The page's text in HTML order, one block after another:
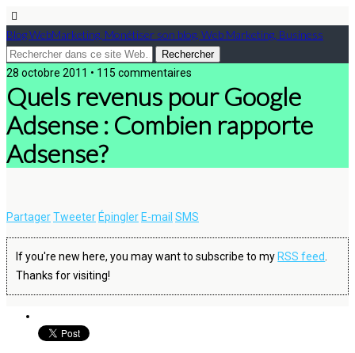
Blog WebMarketing, Monétiser son blog, Web Marketing, Business
28 octobre 2011 • 115 commentaires
Quels revenus pour Google
Adsense : Combien rapporte
Adsense?
PartagerTweeter Épingler E-mail SMS
If you're new here, you may want to subscribe to my RSS feed.
Thanks for visiting!